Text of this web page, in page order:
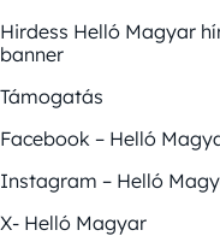
Hirdess Helló Magyar
banner
Támogatás
Facebook – Helló
Instagram – Helló
X- Helló Magyar